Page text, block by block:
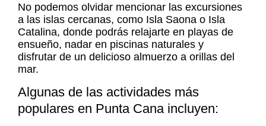
No podemos olvidar mencionar las excursiones
a las islas cercanas, como Isla Saona o Isla
Catalina, donde podrás relajarte en playas de
ensueño, nadar en piscinas naturales y
disfrutar de un delicioso almuerzo a orillas del
mar.
Algunas de las actividades más
populares en Punta Cana incluyen: